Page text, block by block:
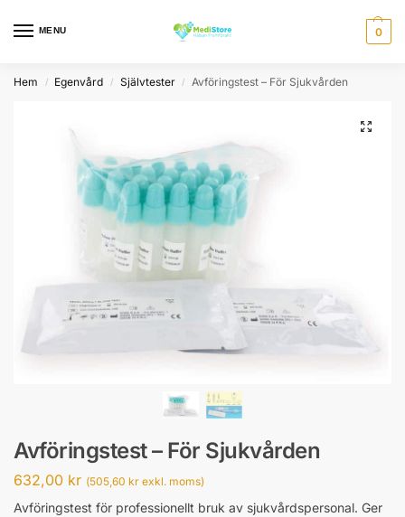
MENU 0
Hem / Egenvård / Självtester / Avföringstest – För Sjukvården
Avföringstest – För Sjukvården
632,00 kr (505,60 kr exkl. moms)
Avföringstest för professionellt bruk av sjukvårdspersonal. Ger